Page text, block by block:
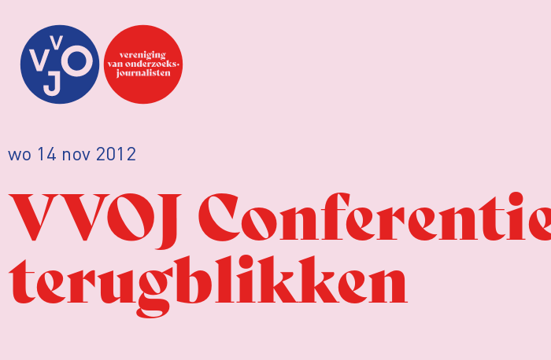
wo 14 nov 2012
VVOJ
terugblikken